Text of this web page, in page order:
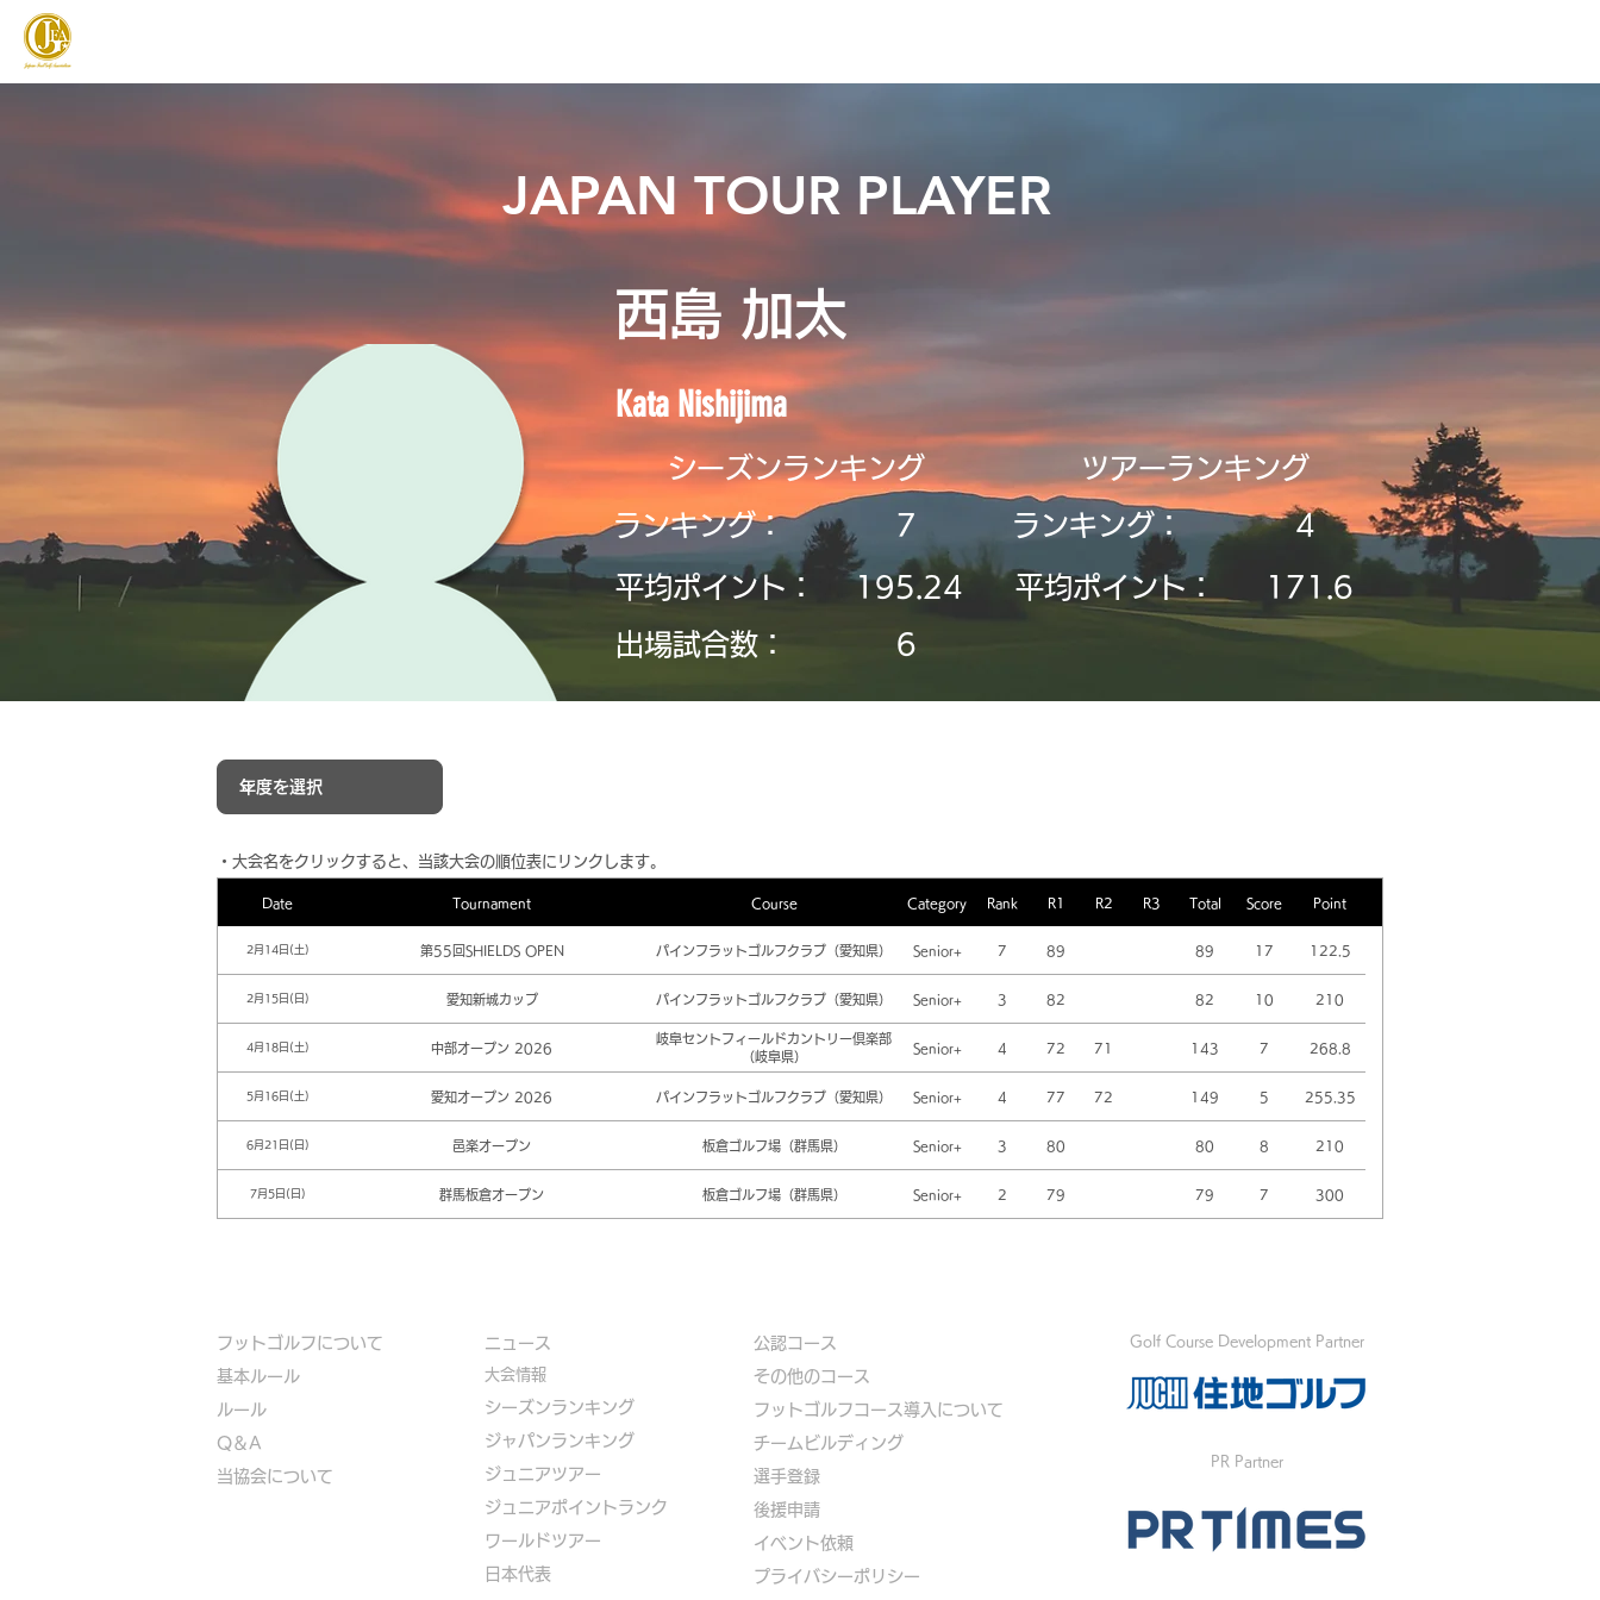
JAPAN TOUR PLAYER
西島 加太
Kata Nishijima
シーズンランキング
ランキング：
7
平均ポイント：
​出場試合数：
195.24
6
​ツアーランキング
ランキング：
4
平均ポイント： 171.6
​・大会名をクリックすると、当該大会の順位表にリンクします。
Date Tournament Course Category Rank R1 R2 R3 Total Score Point
2月14日(土) 第55回SHIELDS OPEN パインフラットゴルフクラブ（愛知県） Senior+ 7 89 89 17 122.5
2月15日(日) 愛知新城カップ パインフラットゴルフクラブ（愛知県） Senior+ 3 82 82 10 210
4月18日(土) 中部オープン 2026
岐阜セントフィールドカントリー倶楽部
（岐阜県）
Senior+ 4 72 71 143 7 268.8
5月16日(土) 愛知オープン 2026 パインフラットゴルフクラブ（愛知県） Senior+ 4 77 72 149 5 255.35
6月21日(日) 邑楽オープン 板倉ゴルフ場（群馬県） Senior+ 3 80 80 8 210
7月5日(日) 群馬板倉オープン 板倉ゴルフ場（群馬県） Senior+ 2 79 79 7 300
フットゴルフについて
基本ルール
ルール
Q＆A
​当協会について
​ニュース
大会情報
シーズンランキング
ジャパンランキング
ジュニアツアー
ジュニアポイントランク
​ワールドツアー
​​日本代表
公認コース
​その他のコース
​ フットゴルフコース導入について
​チームビルディング
選手登録​
​後援申請
​イベント依頼
プライバシーポリシー
Golf Course Development Partner
PR Partner